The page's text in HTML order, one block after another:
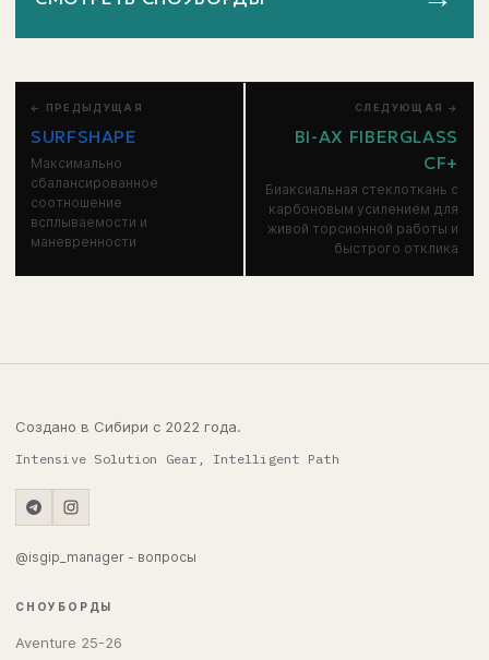
← ПРЕДЫДУЩАЯ
SURFSHAPE
Максимально
сбалансированное
соотношение
всплываемости и
маневренности
СЛЕДУЮЩАЯ →
BI-AX FIBERGLASS
CF+
Биаксиальная стеклоткань с
карбоновым усилением для
живой торсионной работы и
быстрого отклика
Создано в Сибири с 2022 года.
Intensive Solution Gear, Intelligent Path
@isgip_manager - вопросы
СНОУБОРДЫ
Aventure 25-26